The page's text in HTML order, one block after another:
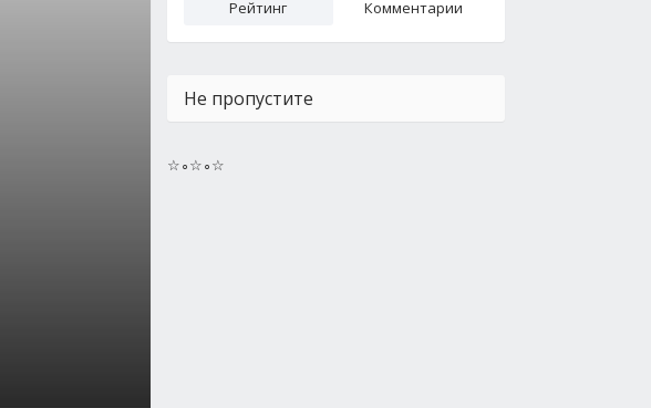
Рейтинг Комментарии
Не пропустите
☆∘☆∘☆